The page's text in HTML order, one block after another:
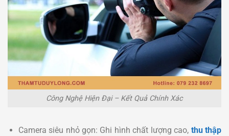
Công Nghệ Hiện Đại – Kết Quả Chính Xác
Camera siêu nhỏ gọn: Ghi hình chất lượng cao, thu thập